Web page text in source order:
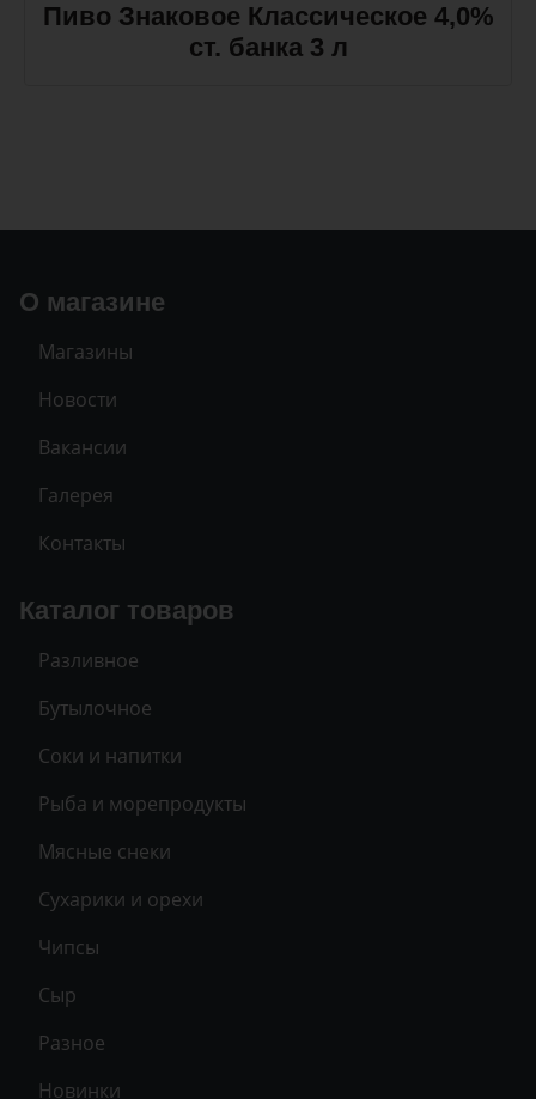
Пиво Знаковое Классическое 4,0%
ст. банка 3 л
О магазине
Магазины
Новости
Вакансии
Галерея
Контакты
Каталог товаров
Разливное
Бутылочное
Соки и напитки
Рыба и морепродукты
Мясные снеки
Сухарики и орехи
Чипсы
Сыр
Разное
Новинки